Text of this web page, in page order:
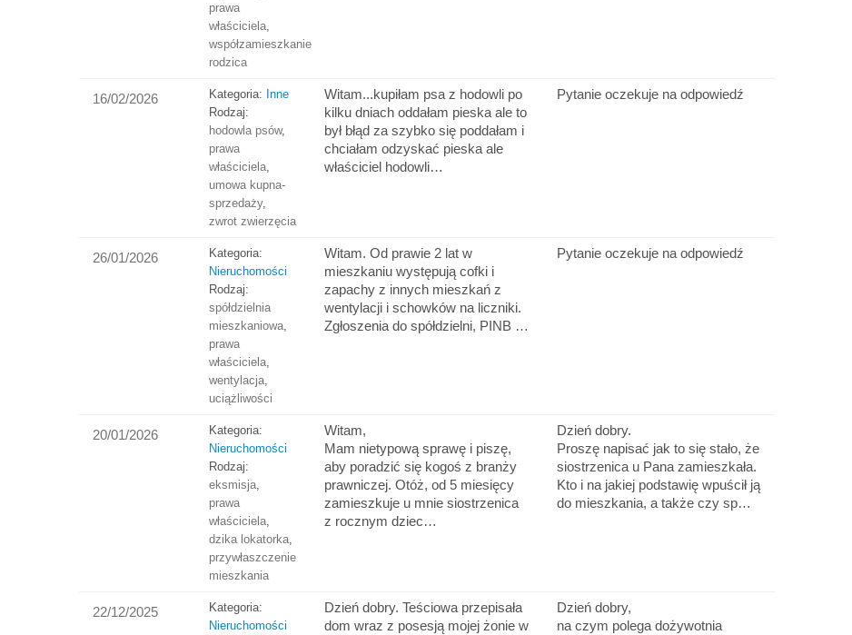
prawa
właściciela,
współzamieszkanie
rodzica
16/02/2026 Kategoria: Inne
Rodzaj:
hodowla psów,
prawa
właściciela,
umowa kupna-
sprzedaży,
zwrot zwierzęcia
Witam...kupiłam psa z hodowli po
kilku dniach oddałam pieska ale to
był błąd za szybko się poddałam i
chciałam odzyskać pieska ale
właściciel hodowli…
Pytanie oczekuje na odpowiedź
26/01/2026
Kategoria:
Nieruchomości
Rodzaj:
spółdzielnia
mieszkaniowa,
prawa
właściciela,
wentylacja,
uciążliwości
Witam. Od prawie 2 lat w
mieszkaniu występują cofki i
zapachy z innych mieszkań z
wentylacji i schowków na liczniki.
Zgłoszenia do spółdzielni, PINB …
Pytanie oczekuje na odpowiedź
20/01/2026
Kategoria:
Nieruchomości
Rodzaj:
eksmisja,
prawa
właściciela,
dzika lokatorka,
przywłaszczenie
mieszkania
Witam,
Mam nietypową sprawę i piszę,
aby poradzić się kogoś z branży
prawniczej. Otóż, od 5 miesięcy
zamieszkuje u mnie siostrzenica
z rocznym dziec…
Dzień dobry.
Proszę napisać jak to się stało, że
siostrzenica u Pana zamieszkała.
Kto i na jakiej podstawię wpuścił ją
do mieszkania, a także czy sp…
22/12/2025
Kategoria:
Nieruchomości
Dzień dobry. Teściowa przepisała
dom wraz z posesją mojej żonie w
Dzień dobry,
na czym polega dożywotnia